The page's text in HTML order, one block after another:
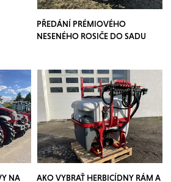
PŘEDÁNÍ PRÉMIOVÉHO
NESENÉHO ROSIČE DO SADU
NA
AKO VYBRAŤ HERBICÍDNY RÁM A